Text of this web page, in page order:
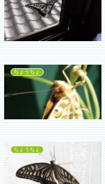
ちょうちょ
ちょうちょ